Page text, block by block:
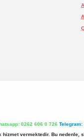
0262 606 0 726 Telegram:
hizmet vermektedir. Bu